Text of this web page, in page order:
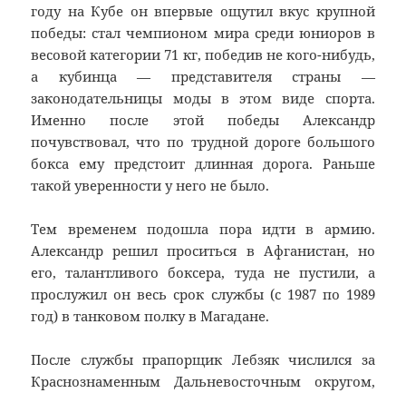
году на Кубе он впервые ощутил вкус крупной
победы: стал чемпионом мира среди юниоров в
весовой категории 71 кг, победив не кого-нибудь,
а кубинца — представителя страны —
законодательницы моды в этом виде спорта.
Именно после этой победы Александр
почувствовал, что по трудной дороге большого
бокса ему предстоит длинная дорога. Раньше
такой уверенности у него не было.
Тем временем подошла пора идти в армию.
Александр решил проситься в Афганистан, но
его, талантливого боксера, туда не пустили, а
прослужил он весь срок службы (с 1987 по 1989
год) в танковом полку в Магадане.
После службы прапорщик Лебзяк числился за
Краснознаменным Дальневосточным округом,